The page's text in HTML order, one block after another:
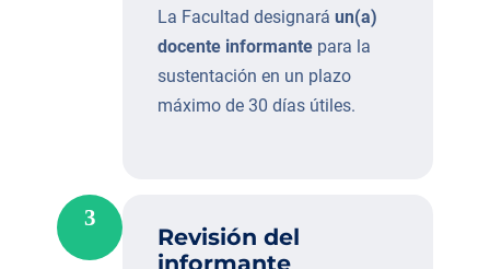
La Facultad designará un(a)
docente informante para la
sustentación en un plazo
máximo de 30 días útiles.
3
Revisión del
informante